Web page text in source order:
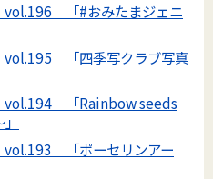
「#おみたまジェニ
「四季写クラブ写真
vol.194 「Rainbow seeds
「ポーセリンアー